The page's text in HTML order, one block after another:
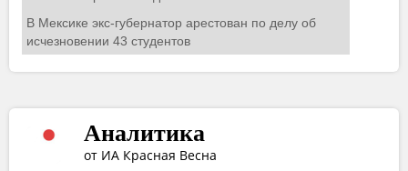
Аналитика
от ИА Красная Весна